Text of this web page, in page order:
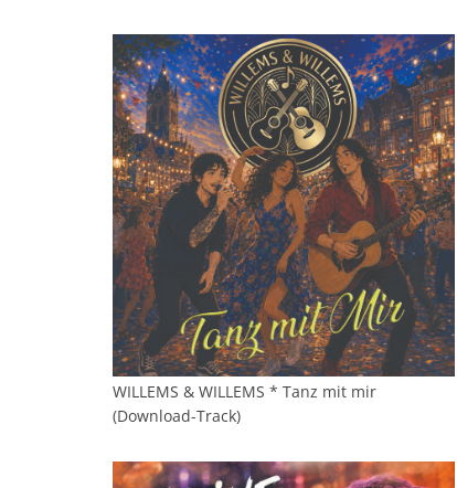
WILLEMS & WILLEMS * Tanz mit mir
(Download-Track)